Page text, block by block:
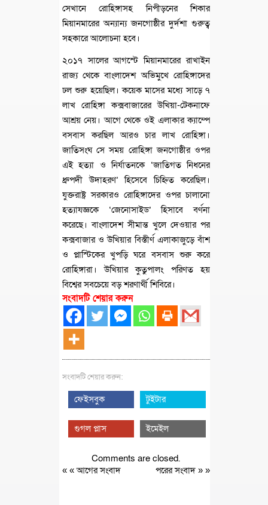
সেখানে রোহিঙ্গাসহ নিপীড়নের শিকার
মিয়ানমারের অন্যান্য জনগোষ্ঠীর দুর্দশা গুরুত্ব
সহকারে আলোচনা হবে।
২০১৭ সালের আগস্টে মিয়ানমারের রাখাইন
রাজ্য থেকে বাংলাদেশ অভিমুখে রোহিঙ্গাদের
ঢল শুরু হয়েছিল। কয়েক মাসের মধ্যে সাড়ে ৭
লাখ রোহিঙ্গা কক্সবাজারের উখিয়া-টেকনাফে
আশ্রয় নেয়। আগে থেকে ওই এলাকার ক্যাম্পে
বসবাস করছিল আরও চার লাখ রোহিঙ্গা।
জাতিসংঘ সে সময় রোহিঙ্গা জনগোষ্ঠীর ওপর
এই হত্যা ও নির্যাতনকে ‘জাতিগত নিধনের
ধ্রুপদী উদাহরণ’ হিসেবে চিহ্নিত করেছিল।
যুক্তরাষ্ট্র সরকারও রোহিঙ্গাদের ওপর চালানো
হত্যাযজ্ঞকে ‘জেনোসাইড’ হিসাবে বর্ণনা
করেছে। বাংলাদেশ সীমান্ত খুলে দেওয়ার পর
কক্সবাজার ও উখিয়ার বিস্তীর্ণ এলাকাজুড়ে বাঁশ
ও প্লাস্টিকের খুপড়ি ঘরে বসবাস শুরু করে
রোহিঙ্গারা। উখিয়ার কুতুপালং পরিণত হয়
বিশ্বের সবচেয়ে বড় শরণার্থী শিবিরে।
সংবাদটি শেয়ার করুন
সংবাদটি শেয়ার করুন:
ফেইসবুক টুইটার
গুগল প্লাস ইমেইল
Comments are closed.
« «আগের সংবাদ পরের সংবাদ » »